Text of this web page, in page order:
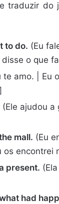
traduzir do
to do. (Eu
o que
te amo. | Eu
(Ele ajudou a
mall. (Eu
os encontrei
present.
had